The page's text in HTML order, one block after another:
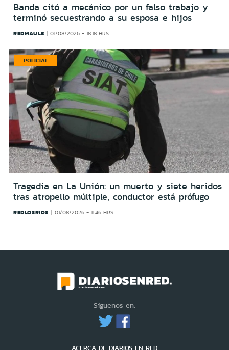
Banda citó a mecánico por un falso trabajo y
terminó secuestrando a su esposa e hijos
REDMAULE 01/08/2026 - 18:18 HRS
POLICIAL
Tragedia en La Unión: un muerto y siete heridos
tras atropello múltiple, conductor está prófugo
REDLOSRIOS 01/08/2026 - 11:46 HRS
Síguenos en: